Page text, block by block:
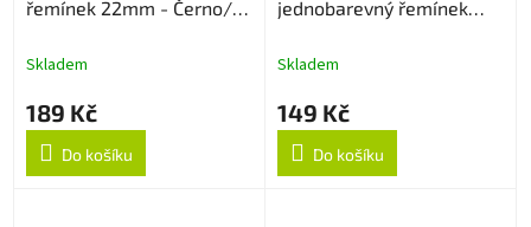
řemínek 22mm - Černo/
Skladem
189 Kč
Do košíku
jednobarevný řemínek
Skladem
149 Kč
Do košíku